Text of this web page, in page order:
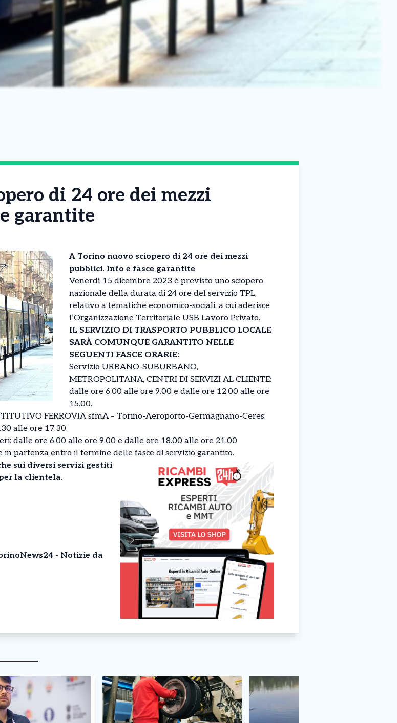
di 24 ore dei mezzi
garantite
A Torino nuovo sciopero di 24 ore dei mezzi
pubblici. Info e fasce garantite
Venerdì 15 dicembre 2023 è previsto uno sciopero
nazionale della durata di 24 ore del servizio TPL,
relativo a tematiche economico-sociali, a cui aderisce
l’Organizzazione Territoriale USB Lavoro Privato.
IL SERVIZIO DI TRASPORTO PUBBLICO LOCALE
SARÀ COMUNQUE GARANTITO NELLE
SEGUENTI FASCE ORARIE:
Servizio URBANO-SUBURBANO,
METROPOLITANA, CENTRI DI SERVIZI AL CLIENTE:
dalle ore 6.00 alle ore 9.00 e dalle ore 12.00 alle ore
15.00.
FERROVIA sfmA – Torino-Aeroporto-Germagnano-Ceres:
alle ore 17.30.
dalle ore 6.00 alle ore 9.00 e dalle ore 18.00 alle ore 21.00
in partenza entro il termine delle fasce di servizio garantito.
sui diversi servizi gestiti
la clientela.
- Notizie da